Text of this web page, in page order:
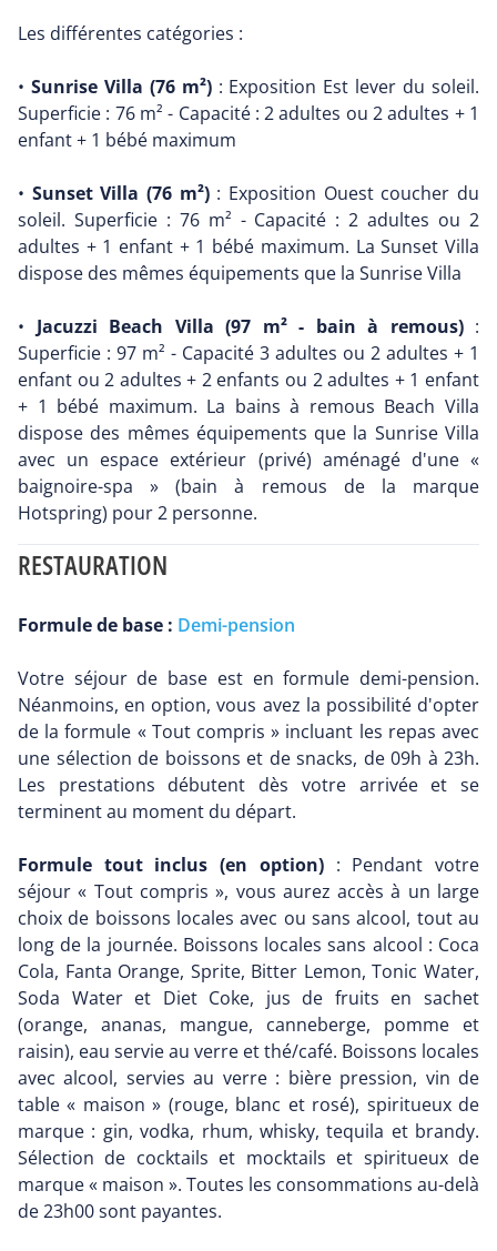
Les différentes catégories :
• Sunrise Villa (76 m²): Exposition Est lever du soleil.
Superficie : 76 m² - Capacité : 2 adultes ou 2 adultes + 1
enfant + 1 bébé maximum
• Sunset Villa (76 m²): Exposition Ouest coucher du
soleil. Superficie : 76 m² - Capacité : 2 adultes ou 2
adultes + 1 enfant + 1 bébé maximum. La Sunset Villa
dispose des mêmes équipements que la Sunrise Villa
• Jacuzzi Beach Villa (97 m² - bain à remous):
Superficie : 97 m² - Capacité 3 adultes ou 2 adultes + 1
enfant ou 2 adultes + 2 enfants ou 2 adultes + 1 enfant
+ 1 bébé maximum. La bains à remous Beach Villa
dispose des mêmes équipements que la Sunrise Villa
avec un espace extérieur (privé) aménagé d'une «
baignoire-spa » (bain à remous de la marque
Hotspring) pour 2 personne.
RESTAURATION
Formule de base : Demi-pension
Votre séjour de base est en formule demi-pension.
Néanmoins, en option, vous avez la possibilité d'opter
de la formule « Tout compris » incluant les repas avec
une sélection de boissons et de snacks, de 09h à 23h.
Les prestations débutent dès votre arrivée et se
terminent au moment du départ.
Formule tout inclus (en option): Pendant votre
séjour « Tout compris », vous aurez accès à un large
choix de boissons locales avec ou sans alcool, tout au
long de la journée. Boissons locales sans alcool : Coca
Cola, Fanta Orange, Sprite, Bitter Lemon, Tonic Water,
Soda Water et Diet Coke, jus de fruits en sachet
(orange, ananas, mangue, canneberge, pomme et
raisin), eau servie au verre et thé/café. Boissons locales
avec alcool, servies au verre : bière pression, vin de
table « maison » (rouge, blanc et rosé), spiritueux de
marque : gin, vodka, rhum, whisky, tequila et brandy.
Sélection de cocktails et mocktails et spiritueux de
marque « maison ». Toutes les consommations au-delà
de 23h00 sont payantes.